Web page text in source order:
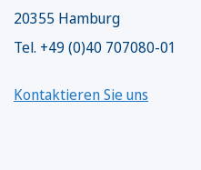
20355 Hamburg
Tel. +49 (0)40 707080-01
Kontaktieren Sie uns